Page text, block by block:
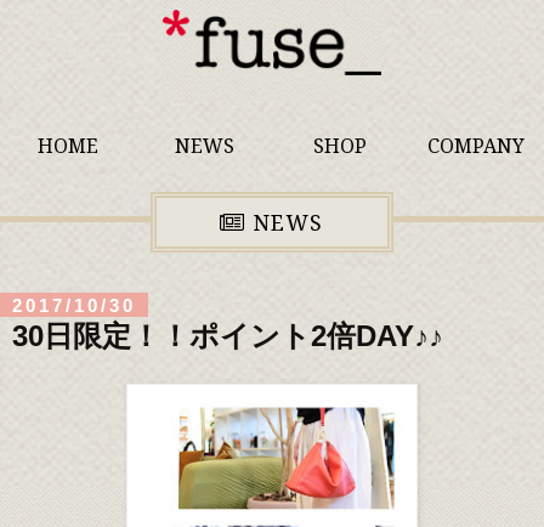
HOME NEWS SHOP COMPANY
NEWS
2017/10/30
30日限定！！ポイント2倍DAY♪♪